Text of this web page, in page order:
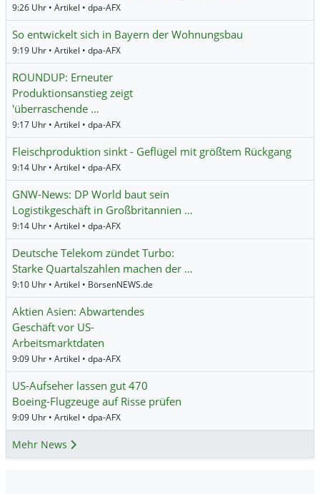
9:26 Uhr • Artikel • dpa-AFX
So entwickelt sich in Bayern der Wohnungsbau
9:19 Uhr • Artikel • dpa-AFX
ROUNDUP: Erneuter
Produktionsanstieg zeigt
'überraschende …
9:17 Uhr • Artikel • dpa-AFX
Fleischproduktion sinkt - Geflügel mit größtem Rückgang
9:14 Uhr • Artikel • dpa-AFX
GNW-News: DP World baut sein
Logistikgeschäft in Großbritannien …
9:14 Uhr • Artikel • dpa-AFX
Deutsche Telekom zündet Turbo:
Starke Quartalszahlen machen der …
9:10 Uhr • Artikel • BörsenNEWS.de
Aktien Asien: Abwartendes
Geschäft vor US-
Arbeitsmarktdaten
9:09 Uhr • Artikel • dpa-AFX
US-Aufseher lassen gut 470
Boeing-Flugzeuge auf Risse prüfen
9:09 Uhr • Artikel • dpa-AFX
Mehr News